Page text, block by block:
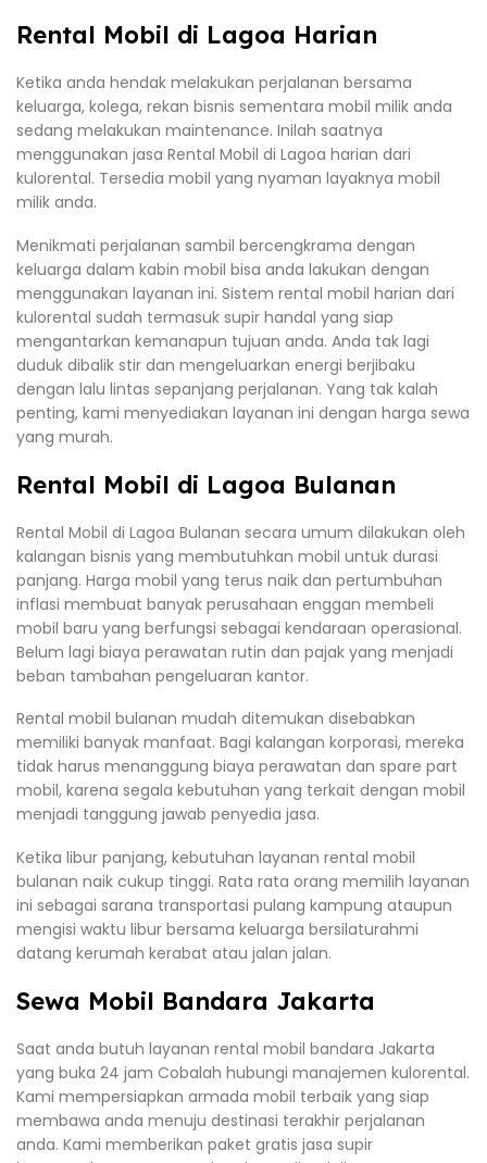
Rental Mobil di Lagoa Harian
Ketika anda hendak melakukan perjalanan bersama
keluarga, kolega, rekan bisnis sementara mobil milik anda
sedang melakukan maintenance. Inilah saatnya
menggunakan jasa Rental Mobil di Lagoa harian dari
kulorental. Tersedia mobil yang nyaman layaknya mobil
milik anda.
Menikmati perjalanan sambil bercengkrama dengan
keluarga dalam kabin mobil bisa anda lakukan dengan
menggunakan layanan ini. Sistem rental mobil harian dari
kulorental sudah termasuk supir handal yang siap
mengantarkan kemanapun tujuan anda. Anda tak lagi
duduk dibalik stir dan mengeluarkan energi berjibaku
dengan lalu lintas sepanjang perjalanan. Yang tak kalah
penting, kami menyediakan layanan ini dengan harga sewa
yang murah.
Rental Mobil di Lagoa Bulanan
Rental Mobil di Lagoa Bulanan secara umum dilakukan oleh
kalangan bisnis yang membutuhkan mobil untuk durasi
panjang. Harga mobil yang terus naik dan pertumbuhan
inflasi membuat banyak perusahaan enggan membeli
mobil baru yang berfungsi sebagai kendaraan operasional.
Belum lagi biaya perawatan rutin dan pajak yang menjadi
beban tambahan pengeluaran kantor.
Rental mobil bulanan mudah ditemukan disebabkan
memiliki banyak manfaat. Bagi kalangan korporasi, mereka
tidak harus menanggung biaya perawatan dan spare part
mobil, karena segala kebutuhan yang terkait dengan mobil
menjadi tanggung jawab penyedia jasa.
Ketika libur panjang, kebutuhan layanan rental mobil
bulanan naik cukup tinggi. Rata rata orang memilih layanan
ini sebagai sarana transportasi pulang kampung ataupun
mengisi waktu libur bersama keluarga bersilaturahmi
datang kerumah kerabat atau jalan jalan.
Sewa Mobil Bandara Jakarta
Saat anda butuh layanan rental mobil bandara Jakarta
yang buka 24 jam Cobalah hubungi manajemen kulorental.
Kami mempersiapkan armada mobil terbaik yang siap
membawa anda menuju destinasi terakhir perjalanan
anda. Kami memberikan paket gratis jasa supir